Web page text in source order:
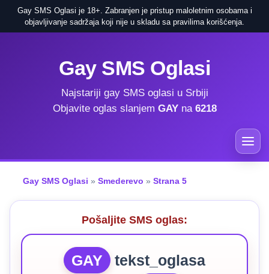
Gay SMS Oglasi je 18+. Zabranjen je pristup maloletnim osobama i
objavljivanje sadržaja koji nije u skladu sa pravilima korišćenja.
Gay SMS Oglasi
Najstariji gay SMS oglasi u Srbiji
Objavite oglas slanjem GAYna 6218
Gay SMS Oglasi » Smederevo » Strana 5
Pošaljite SMS oglas:
GAY
tekst_oglasa